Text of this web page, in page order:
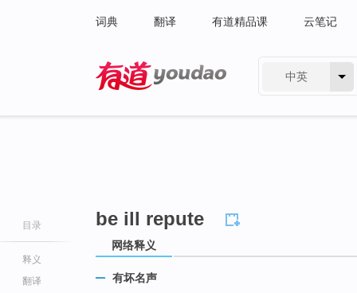
词典 翻译 有道精品课 云笔记
中英
目录
释义
翻译
be ill repute
网络释义
有坏名声